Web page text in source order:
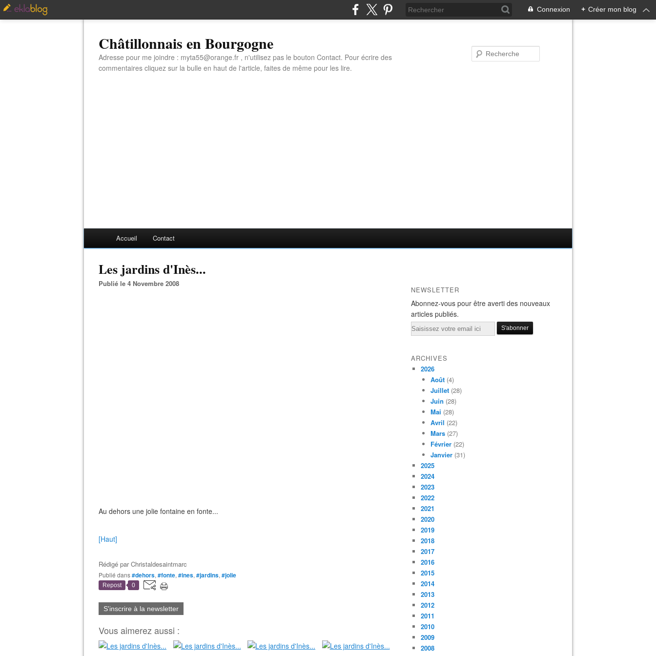
Connexion + Créer mon blog
Châtillonnais en Bourgogne
Adresse pour me joindre : myta55@orange.fr , n'utilisez pas le bouton Contact. Pour écrire des
commentaires cliquez sur la bulle en haut de l'article, faites de même pour les lire.
Accueil Contact
Les jardins d'Inès...
Publié le 4 Novembre 2008
Au dehors une jolie fontaine en fonte...
[Haut]
Rédigé parChristaldesaintmarc
Publié dans#dehors, #fonte, #ines, #jardins, #jolie
Repost 0
S'inscrire à la newsletter
Vous aimerez aussi :
NEWSLETTER
Abonnez-vous pour être averti des nouveaux
articles publiés.
Email
ARCHIVES
2026
Août (4)
Juillet (28)
Juin (28)
Mai (28)
Avril (22)
Mars (27)
Février (22)
Janvier (31)
2025
2024
2023
2022
2021
2020
2019
2018
2017
2016
2015
2014
2013
2012
2011
2010
2009
2008